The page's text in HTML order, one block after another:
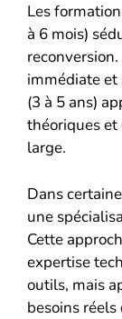
Les
à 6 mois)
immédiate et
(3 à 5 ans)
théoriques
large.
Dans
une
Cette
expertise
outils, mais
besoins